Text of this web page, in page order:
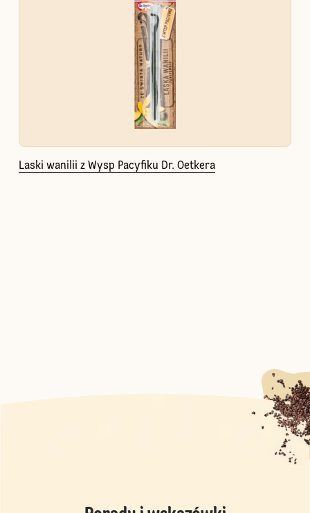
Laski wanilii z Wysp Pacyfiku Dr. Oetkera